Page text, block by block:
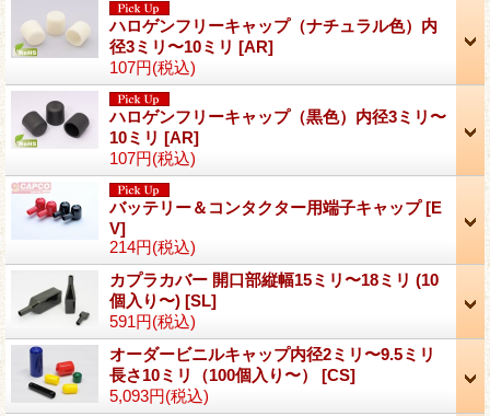
ハロゲンフリーキャップ（ナチュラル色）内
径3ミリ〜10ミリ [AR]
107円(税込)
ハロゲンフリーキャップ（黒色）内径3ミリ〜
10ミリ [AR]
107円(税込)
バッテリー＆コンタクター用端子キャップ[E
V]
214円(税込)
カプラカバー 開口部縦幅15ミリ〜18ミリ (10
個入り〜) [SL]
591円(税込)
オーダービニルキャップ内径2ミリ〜9.5ミリ
長さ10ミリ（100個入り〜） [CS]
5,093円(税込)